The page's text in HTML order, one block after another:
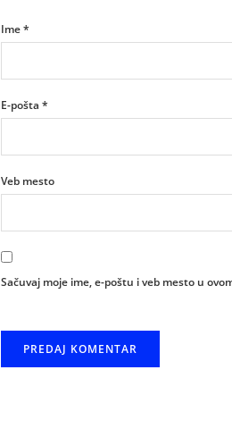
Ime*
E-pošta *
Veb mesto
Sačuvaj moje ime, e-poštu i veb mesto u